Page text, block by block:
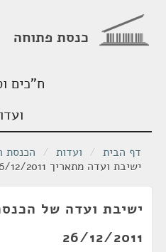
כנסת פתוחה
ח"כים
דף הבית / ועדות / הכנסת
ישיבת ועדה מתאריך 26/12/2011
26/12/2011